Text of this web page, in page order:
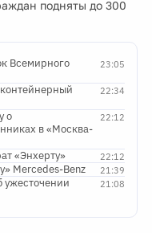
подняты до 300
23:05
Всемирного
22:34
22:12
о
в «Москва-
22:12
«Энхерту»
21:39
Mercedes-Benz
21:08
ужесточении